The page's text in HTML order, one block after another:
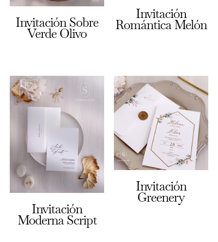
Invitación Sobre
Verde Olivo
Invitación
Romántica Melón
Invitación
Moderna Script
Invitación
Greenery